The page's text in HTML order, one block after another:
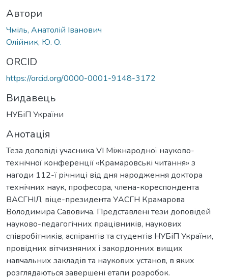
Автори
Чміль, Анатолій Іванович
Олійник, Ю. О.
ORCID
https://orcid.org/0000-0001-9148-3172
Видавець
НУБіП України
Анотація
Теза доповіді учасника VI Міжнародної науково-
технічної конференції «Крамаровські читання» з
нагоди 112-ї річниці від дня народження доктора
технічних наук, професора, члена-кореспондента
ВАСГНІЛ, віце-президента УАСГН Крамарова
Володимира Савовича. Представлені тези доповідей
науково-педагогічних працівників, наукових
співробітників, аспірантів та студентів НУБіП України,
провідних вітчизняних і закордонних вищих
навчальних закладів та наукових установ, в яких
розглядаються завершені етапи розробок.